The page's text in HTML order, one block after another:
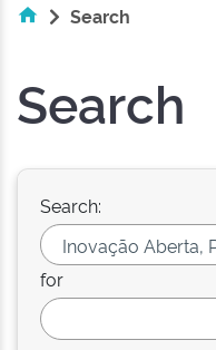
Search
Search
Search:
for